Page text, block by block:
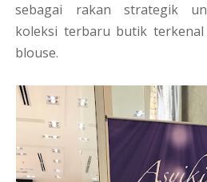
sebagai rakan strategik
koleksi terbaru butik
blouse.